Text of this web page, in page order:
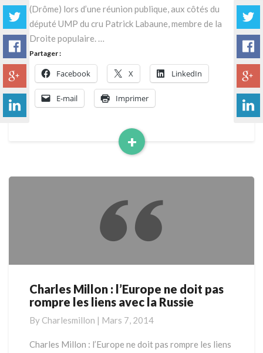
(Drôme) lors d’une réunion publique, aux côtés du
député UMP du cru Patrick Labaune, membre de la
Droite populaire. …
+
Read
Partager :
Facebook X LinkedIn
E-mail Imprimer
Charles
Millon
l’Europe
ne
Charles Millon : l’Europe ne doit pas
rompre les liens avec la Russie
By Charlesmillon | Mars 7, 2014
Charles Millon : l’Europe ne doit pas rompre les liens